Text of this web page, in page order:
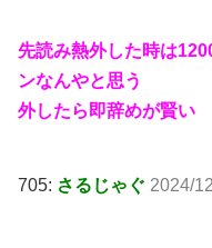
先読み熱外した時は
ンなんやと思う
外したら即辞めが賢い
705: さるじゃぐ 2024/